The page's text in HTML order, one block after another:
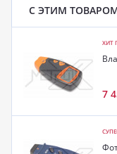
С ЭТИМ
ХИТ
7